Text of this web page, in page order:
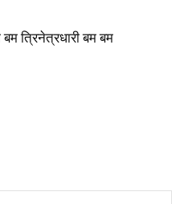
त्रिनेत्रधारी बम बम